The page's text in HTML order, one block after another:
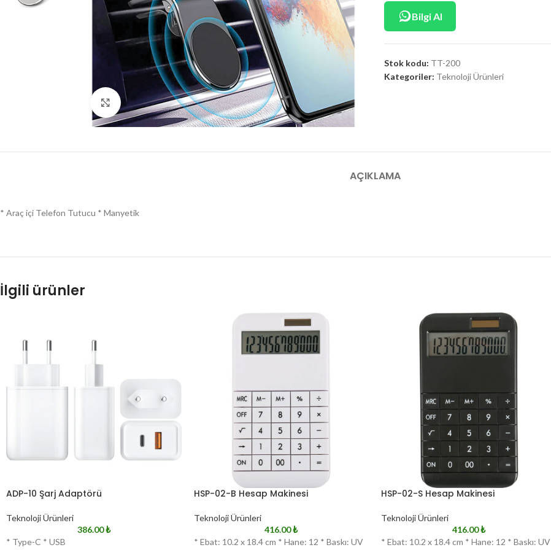
Click to enlarge
Bilgi Al
Stok kodu: TT-200
Kategoriler: Teknoloji Ürünleri
AÇIKLAMA
* Araç içi Telefon Tutucu * Manyetik
İlgili ürünler
ADP-10 Şarj Adaptörü
Teknoloji Ürünleri
386.00₺
* Type-C * USB
HSP-02-B Hesap Makinesi
Teknoloji Ürünleri
416.00₺
* Ebat: 10.2 x 18.4 cm * Hane: 12 * Baskı: UV
HSP-02-S Hesap Makinesi
Teknoloji Ürünleri
416.00₺
* Ebat: 10.2 x 18.4 cm * Hane: 12 * Baskı: UV